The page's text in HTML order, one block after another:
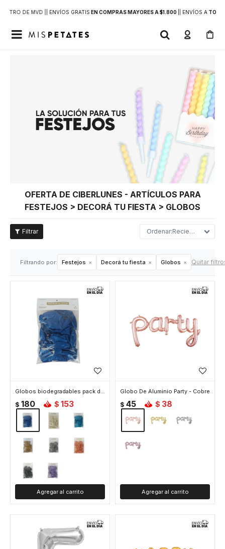
DE MVD | | ENVÍOS GRATIS EN COMPRAS MAYORES A $1.800 | ENVÍOS ATODO

OFERTA DE CIBERLUNES - ARTÍCULOS PARA
FESTEJOS > DECORÁ TU FIESTA > GLOBOS
Recientes
Filtrando por: Festejos Decorá tu fiesta Globos Quitar
Globos biodegradables pack de 25 unidades - Azul
$ 180 $ 153
Globo De Aluminio Party - Cobre
$ 45 $ 38